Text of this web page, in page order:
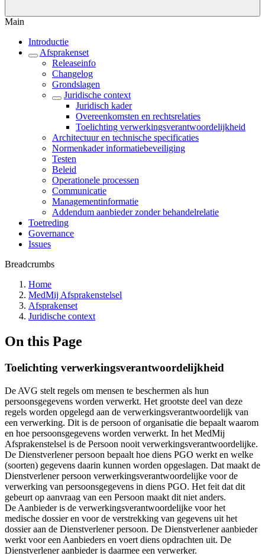
Main
Introductie
Afsprakenset
Releaseinfo
Changelog
Grondslagen
Juridische context
Juridisch kader
Overeenkomsten en rechtsrelaties
Toelichting verwerkingsverantwoordelijkheid
Architectuur en technische specificaties
Normenkader informatiebeveiliging
Testen
Beleid
Operationele processen
Communicatie
Managementinformatie
Addendum aanbieder zonder behandelrelatie
Toetreding
Governance
Issues
Breadcrumbs
Home
MedMij Afsprakenstelsel
Afsprakenset
Juridische context
On this Page
Toelichting verwerkingsverantwoordelijkheid
De AVG stelt regels om mensen te beschermen als hun
persoonsgegevens worden verwerkt. Het grootste deel van deze
regels worden opgelegd aan de verwerkingsverantwoordelijk van
een verwerking. Dit is de persoon of organisatie die bepaalt waarom
en hoe persoonsgegevens worden verwerkt. In het MedMij
Afsprakenstelsel is de Persoon nooit verwerkingsverantwoordelijke.
De Dienstverlener persoon bepaalt hoe diens PGO werkt en welke
(soorten) gegevens daarin kunnen worden opgeslagen. Dat maakt de
Dienstverlener persoon verwerkingsverantwoordelijke voor de
verwerking van persoonsgegevens in diens PGO. Het feit dat dit
gebeurt op aanvraag van een Persoon maakt dit niet anders.
De Aanbieder is de verwerkingsverantwoordelijke voor het
medische dossier en voor de verstrekking van gegevens uit het
dossier aan de Dienstverlener persoon. De Dienstverlener aanbieder
werkt voor een Aanbieders en voert diens opdrachten uit. De
Dienstverlener aanbieder is daarmee een verwerker.